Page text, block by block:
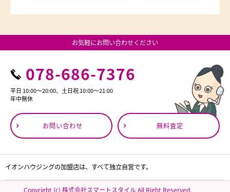
お気軽にお問い合わせください
078-686-7376
平日 10:00～20:00、土日祝 10:00～21:00
年中無休
お問い合わせ 無料査定
イオンハウジングの加盟店は、すべて独立自営です。
Copyright (c) 株式会社スマートスタイル All Right Reserved.